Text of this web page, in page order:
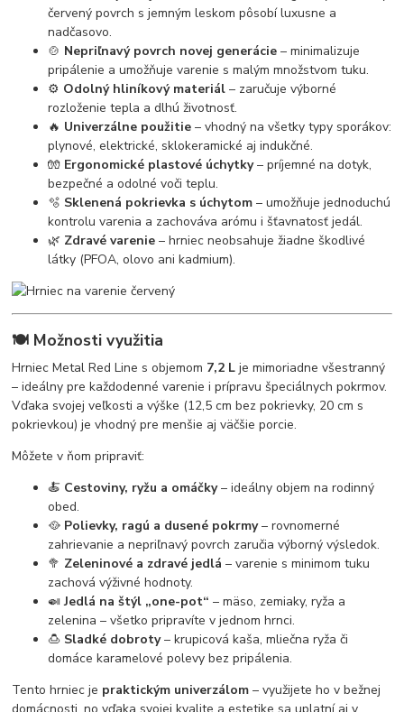
červený povrch s jemným leskom pôsobí luxusne a
nadčasovo.
🍲 Nepriľnavý povrch novej generácie – minimalizuje
pripálenie a umožňuje varenie s malým množstvom tuku.
⚙️ Odolný hliníkový materiál – zaručuje výborné
rozloženie tepla a dlhú životnosť.
🔥 Univerzálne použitie – vhodný na všetky typy sporákov:
plynové, elektrické, sklokeramické aj indukčné.
🧤 Ergonomické plastové úchytky– príjemné na dotyk,
bezpečné a odolné voči teplu.
🫧 Sklenená pokrievka s úchytom – umožňuje jednoduchú
kontrolu varenia a zachováva arómu i šťavnatosť jedál.
🌿 Zdravé varenie – hrniec neobsahuje žiadne škodlivé
látky (PFOA, olovo ani kadmium).
🍽️ Možnosti využitia
Hrniec Metal Red Line s objemom 7,2 Lje mimoriadne všestranný
– ideálny pre každodenné varenie i prípravu špeciálnych pokrmov.
Vďaka svojej veľkosti a výške (12,5 cm bez pokrievky, 20 cm s
pokrievkou) je vhodný pre menšie aj väčšie porcie.
Môžete v ňom pripraviť:
🍝 Cestoviny, ryžu a omáčky– ideálny objem na rodinný
obed.
🥘 Polievky, ragú a dusené pokrmy– rovnomerné
zahrievanie a nepriľnavý povrch zaručia výborný výsledok.
🥦 Zeleninové a zdravé jedlá – varenie s minimom tuku
zachová výživné hodnoty.
🍛Jedlá na štýl „one-pot“ – mäso, zemiaky, ryža a
zelenina – všetko pripravíte v jednom hrnci.
🍮 Sladké dobroty– krupicová kaša, mliečna ryža či
domáce karamelové polevy bez pripálenia.
Tento hrniec je praktickým univerzálom – využijete ho v bežnej